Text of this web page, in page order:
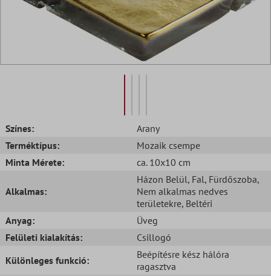
Színes:
Arany
Terméktípus:
Mozaik csempe
Minta Mérete:
ca. 10x10 cm
Alkalmas:
Házon Belül, Fal, Fürdőszoba,
Nem alkalmas nedves
területekre, Beltéri
Anyag:
Üveg
Felületi kialakítás:
Csillogó
Különleges funkció:
Beépítésre kész hálóra
ragasztva